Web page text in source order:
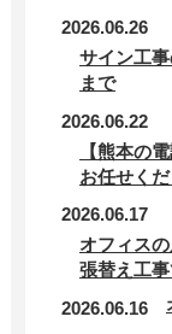
2026.06.26
サイン工
まで
2026.06.22
【熊本の
お任せくだ
2026.06.17
オフィス
張替え工
2026.06.16